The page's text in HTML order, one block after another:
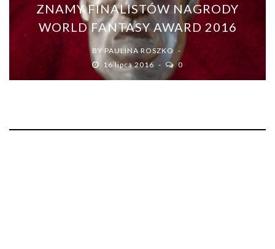
ZNAMY FINALISTÓW NAGRODY
WORLD FANTASY AWARD 2016
BY PAULINA ROSZKO
16 lipca 2016
0